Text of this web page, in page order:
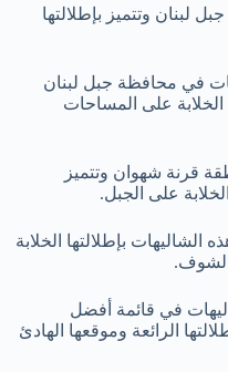
لبنان وتتميز بإطلالتها
في محافظة جبل لبنان
الخلابة على المساحات
قرنة شهوان وتتميز
على الجبل.
الشاليهات بإطلالتها الخلابة
الشوف.
في قائمة أفضل
الرائعة وموقعها الهادئ